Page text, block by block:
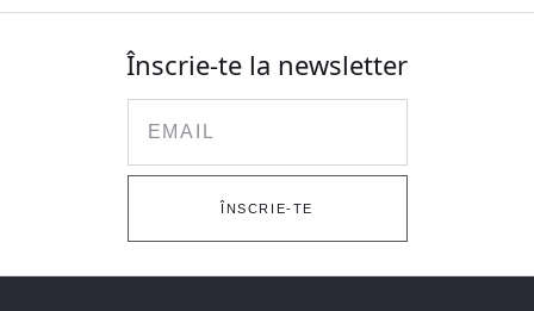
Înscrie-te la newsletter
ÎNSCRIE-TE